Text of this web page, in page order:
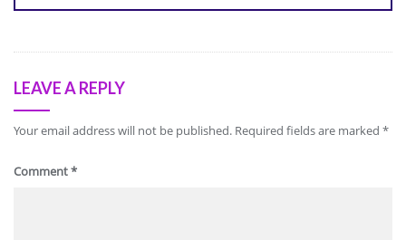
LEAVE A REPLY
Your email address will not be published. Required fields are marked *
Comment*